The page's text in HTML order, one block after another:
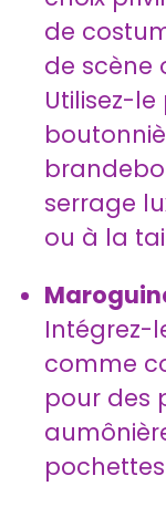
de
de scène
Utilisez-
serrage
ou à la
Intégrez-
comme
pour des